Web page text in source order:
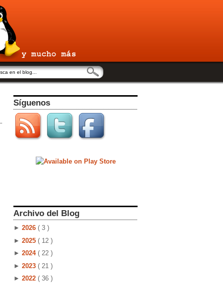
Síguenos
Archivo del Blog
► 2026 ( 3 )
► 2025 ( 12 )
► 2024 ( 22 )
► 2023 ( 21 )
► 2022 ( 36 )